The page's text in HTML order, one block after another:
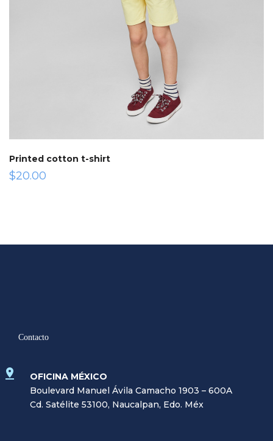
Printed cotton t-shirt
$20.00
Contacto
OFICINA MÉXICO
Boulevard Manuel Ávila Camacho 1903 – 600A
Cd. Satélite 53100, Naucalpan, Edo. Méx